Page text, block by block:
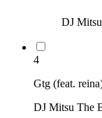
DJ
4
Gtg (feat.
DJ Mitsu The